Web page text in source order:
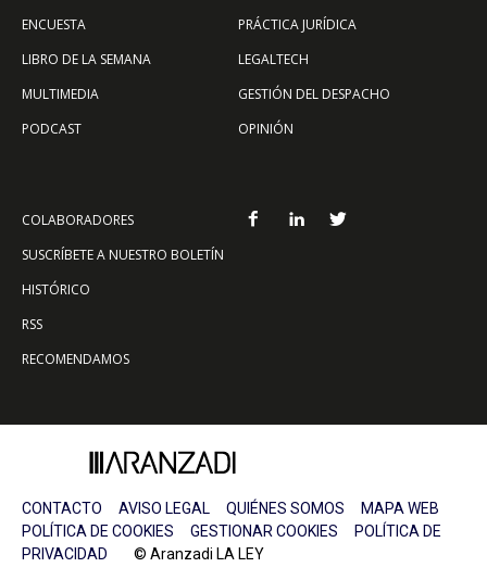
ENCUESTA
LIBRO DE LA SEMANA
MULTIMEDIA
PODCAST
PRÁCTICA JURÍDICA
LEGALTECH
GESTIÓN DEL DESPACHO
OPINIÓN
COLABORADORES
SUSCRÍBETE A NUESTRO BOLETÍN
HISTÓRICO
RSS
RECOMENDAMOS
CONTACTO AVISO LEGAL QUIÉNES SOMOS
MAPA WEB
POLÍTICA DE COOKIES
GESTIONAR COOKIES
POLÍTICA DE
PRIVACIDAD © Aranzadi LA LEY